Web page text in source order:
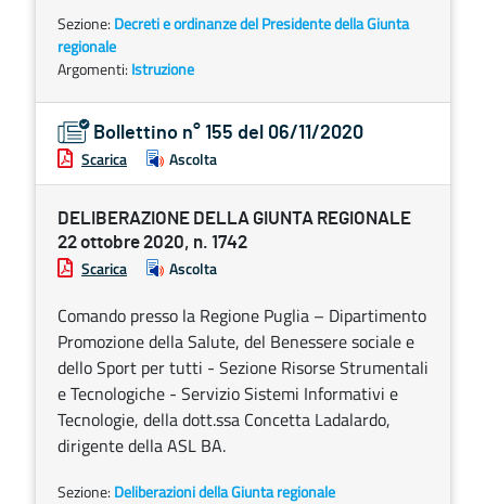
Sezione: Decreti e ordinanze del Presidente della Giunta
regionale
Argomenti: Istruzione
Bollettino n° 155 del 06/11/2020
Scarica Ascolta
DELIBERAZIONE DELLA GIUNTA REGIONALE
22 ottobre 2020, n. 1742
Scarica Ascolta
Comando presso la Regione Puglia – Dipartimento
Promozione della Salute, del Benessere sociale e
dello Sport per tutti - Sezione Risorse Strumentali
e Tecnologiche - Servizio Sistemi Informativi e
Tecnologie, della dott.ssa Concetta Ladalardo,
dirigente della ASL BA.
Sezione: Deliberazioni della Giunta regionale